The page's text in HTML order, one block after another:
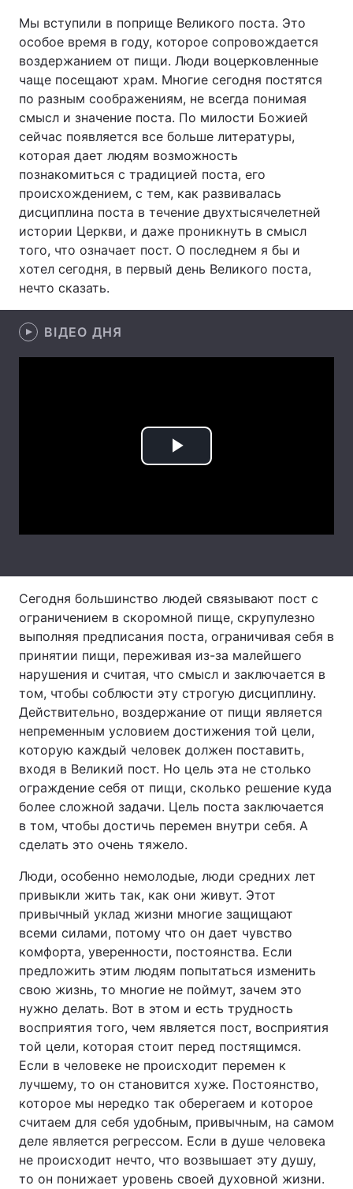
Головна Війна
Україна Політика
Економіка Світ
Спорт Наука
Техно і зв'язок Лайт
Зброя Інциденти
Здоров'я
Цікавинки
Екологія Регіони
Тема оформлення
Мы вступили в поприще Великого поста. Это
особое время в году, которое сопровождается
воздержанием от пищи. Люди воцерковленные
чаще посещают храм. Многие сегодня постятся
по разным соображениям, не всегда понимая
смысл и значение поста. По милости Божией
сейчас появляется все больше литературы,
которая дает людям возможность
познакомиться с традицией поста, его
происхождением, с тем, как развивалась
дисциплина поста в течение двухтысячелетней
истории Церкви, и даже проникнуть в смысл
того, что означает пост. О последнем я бы и
хотел сегодня, в первый день Великого поста,
нечто сказать.
ВІДЕО ДНЯ
Play
Сегодня большинство людей связывают пост с
ограничением в скоромной пище, скрупулезно
выполняя предписания поста, ограничивая себя в
принятии пищи, переживая из-за малейшего
нарушения и считая, что смысл и заключается в
том, чтобы соблюсти эту строгую дисциплину.
Действительно, воздержание от пищи является
непременным условием достижения той цели,
которую каждый человек должен поставить,
входя в Великий пост. Но цель эта не столько
ограждение себя от пищи, сколько решение куда
более сложной задачи. Цель поста заключается
в том, чтобы достичь перемен внутри себя. А
сделать это очень тяжело.
Люди, особенно немолодые, люди средних лет
привыкли жить так, как они живут. Этот
привычный уклад жизни многие защищают
всеми силами, потому что он дает чувство
комфорта, уверенности, постоянства. Если
предложить этим людям попытаться изменить
свою жизнь, то многие не поймут, зачем это
нужно делать. Вот в этом и есть трудность
восприятия того, чем является пост, восприятия
той цели, которая стоит перед постящимся.
Если в человеке не происходит перемен к
лучшему, то он становится хуже. Постоянство,
которое мы нередко так оберегаем и которое
считаем для себя удобным, привычным, на самом
деле является регрессом. Если в душе человека
не происходит нечто, что возвышает эту душу,
то он понижает уровень своей духовной жизни.